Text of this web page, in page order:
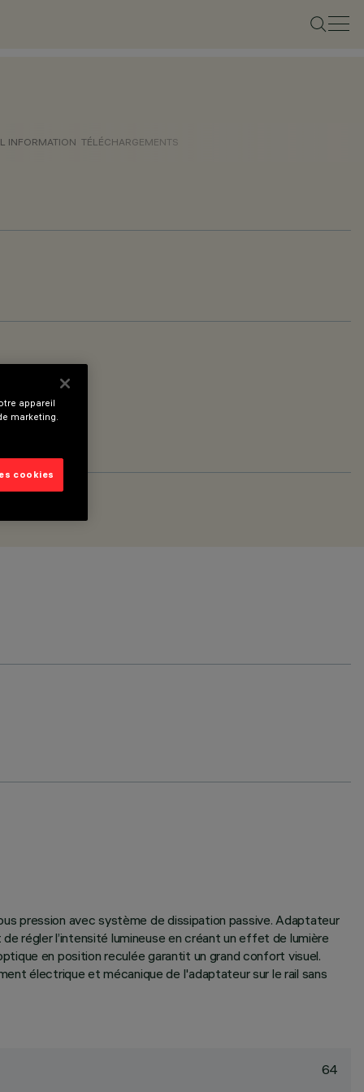
INFORMATION TÉLÉCHARGEMENTS
pression avec système de dissipation passive. Adaptateur
régler l’intensité lumineuse en créant un effet de lumière
en position reculée garantit un grand confort visuel.
électrique et mécanique de l'adaptateur sur le rail sans
64
appareil
marketing.
cookies